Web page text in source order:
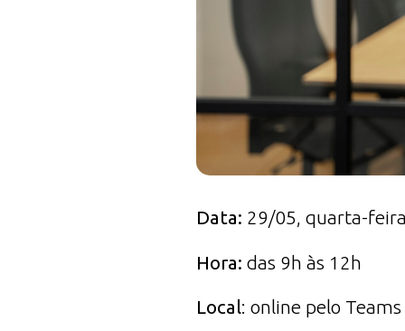
Data: 29/05, quarta-
Hora: das 9h às 12h
Local: online pelo Teams